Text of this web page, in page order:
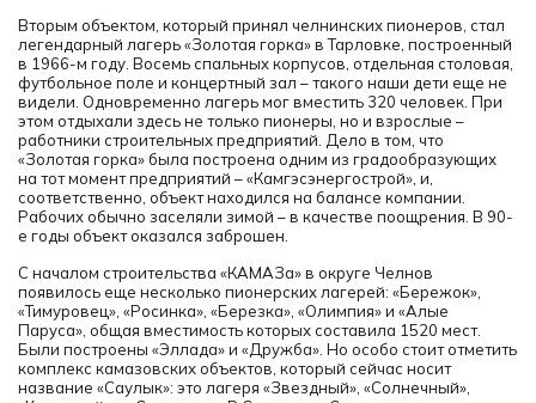
Вторым объектом, который принял челнинских пионеров, стал
легендарный лагерь «Золотая горка» в Тарловке, построенный
в 1966-м году. Восемь спальных корпусов, отдельная столовая,
футбольное поле и концертный зал – такого наши дети еще не
видели. Одновременно лагерь мог вместить 320 человек. При
этом отдыхали здесь не только пионеры, но и взрослые –
работники строительных предприятий. Дело в том, что
«Золотая горка» была построена одним из градообразующих
на тот момент предприятий – «Камгэсэнергострой», и,
соответственно, объект находился на балансе компании.
Рабочих обычно заселяли зимой – в качестве поощрения. В 90-
е годы объект оказался заброшен.
С началом строительства «КАМАЗа» в округе Челнов
появилось еще несколько пионерских лагерей: «Бережок»,
«Тимуровец», «Росинка», «Березка», «Олимпия» и «Алые
Паруса», общая вместимость которых составила 1520 мест.
Были построены «Эллада» и «Дружба». Но особо стоит отметить
комплекс камазовских объектов, который сейчас носит
название «Саулык»: это лагеря «Звездный», «Солнечный»,